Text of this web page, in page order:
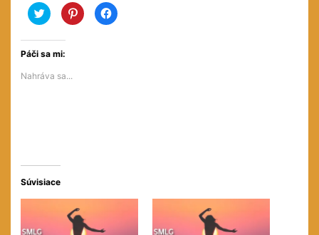
Kliknite
pre
zdieľanie
Twitter(Otvorí
novom
Kliknite
pre
zdieľanie
Kliknite
pre
Páči sa mi:
Nahráva sa...
Súvisiace